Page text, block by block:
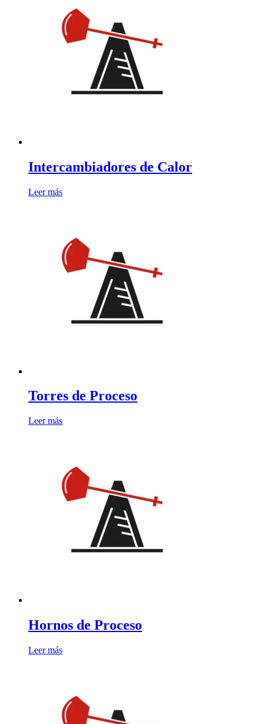
Intercambiadores de Calor
Leer más
Torres de Proceso
Leer más
Hornos de Proceso
Leer más